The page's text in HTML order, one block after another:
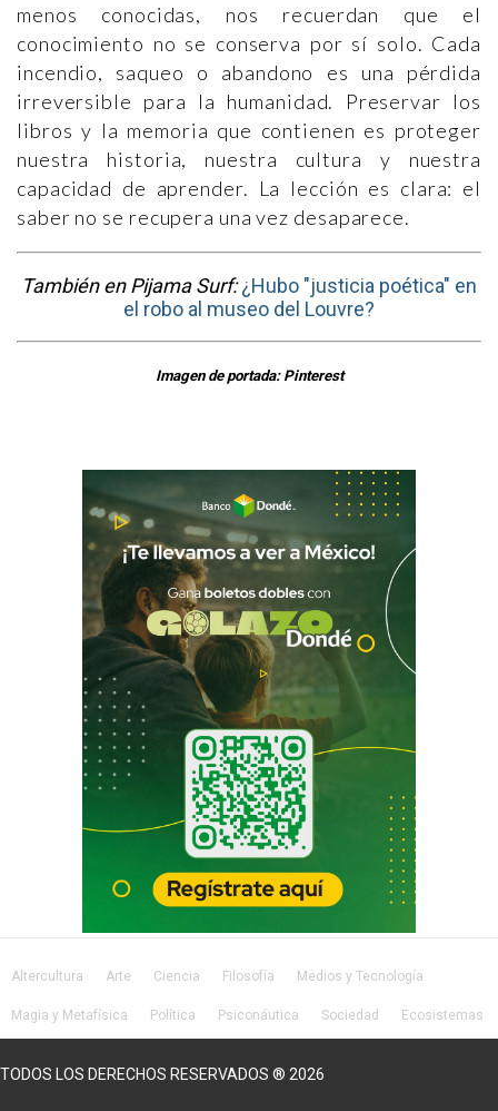
menos conocidas, nos recuerdan que el
conocimiento no se conserva por sí solo. Cada
incendio, saqueo o abandono es una pérdida
irreversible para la humanidad. Preservar los
libros y la memoria que contienen es proteger
nuestra historia, nuestra cultura y nuestra
capacidad de aprender. La lección es clara: el
saber no se recupera una vez desaparece.
También en Pijama Surf:¿Hubo "justicia poética" en
el robo al museo del Louvre?
Imagen de portada: Pinterest
Altercultura Arte Ciencia Filosofía Medios y Tecnología
Magia y Metafísica Política Psiconáutica Sociedad Ecosistemas
TODOS LOS DERECHOS RESERVADOS ® 2026